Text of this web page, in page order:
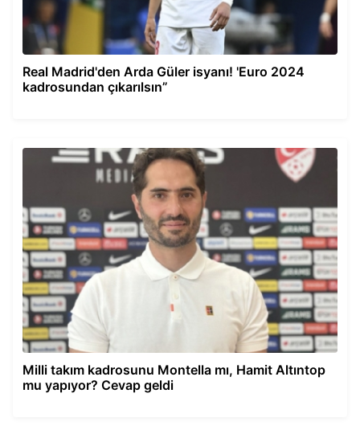
Real Madrid'den Arda Güler isyanı! 'Euro 2024
kadrosundan çıkarılsın”
Milli takım kadrosunu Montella mı, Hamit Altıntop
mu yapıyor? Cevap geldi